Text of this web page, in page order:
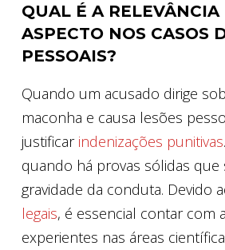
QUAL É A RELEVÂNCIA
ASPECTO NOS CASOS
PESSOAIS?
Quando um acusado dirige
maconha e causa lesões
justificar indenizações punitivas
quando há provas sólidas que
gravidade da conduta. Devido
legais, é essencial contar com
experientes nas áreas